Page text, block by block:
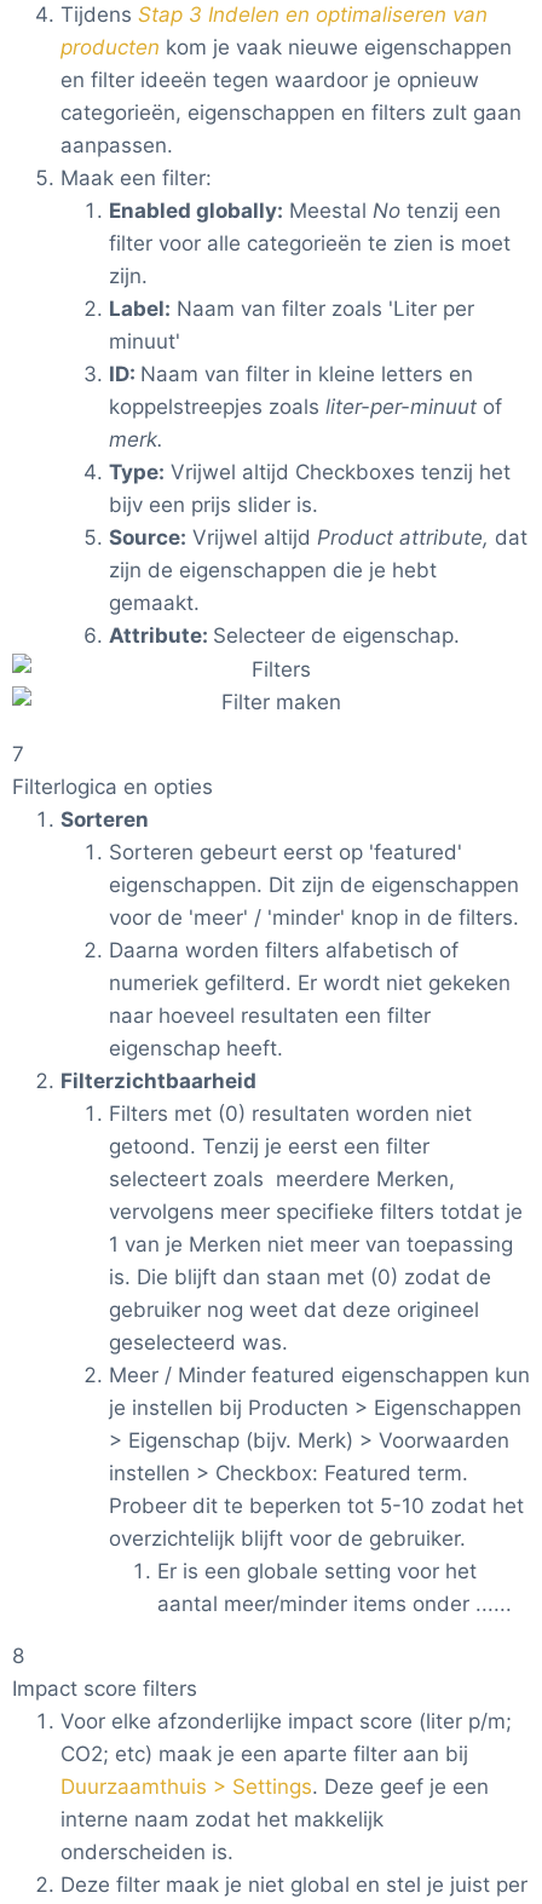
Tijdens Stap 3 Indelen en optimaliseren van
producten kom je vaak nieuwe eigenschappen
en filter ideeën tegen waardoor je opnieuw
categorieën, eigenschappen en filters zult gaan
aanpassen.
Maak een filter:
Enabled globally: Meestal No tenzij een
filter voor alle categorieën te zien is moet
zijn.
Label: Naam van filter zoals 'Liter per
minuut'
ID: Naam van filter in kleine letters en
koppelstreepjes zoals liter-per-minuut of
merk.
Type: Vrijwel altijd Checkboxes tenzij het
bijv een prijs slider is.
Source: Vrijwel altijd Product attribute, dat
zijn de eigenschappen die je hebt
gemaakt.
Attribute: Selecteer de eigenschap.
7
Filterlogica en opties
Sorteren
Sorteren gebeurt eerst op 'featured'
eigenschappen. Dit zijn de eigenschappen
voor de 'meer' / 'minder' knop in de filters.
Daarna worden filters alfabetisch of
numeriek gefilterd. Er wordt niet gekeken
naar hoeveel resultaten een filter
eigenschap heeft.
Filterzichtbaarheid
Filters met (0) resultaten worden niet
getoond. Tenzij je eerst een filter
selecteert zoals meerdere Merken,
vervolgens meer specifieke filters totdat je
1 van je Merken niet meer van toepassing
is. Die blijft dan staan met (0) zodat de
gebruiker nog weet dat deze origineel
geselecteerd was.
Meer / Minder featured eigenschappen kun
je instellen bij Producten > Eigenschappen
> Eigenschap (bijv. Merk) > Voorwaarden
instellen > Checkbox: Featured term.
Probeer dit te beperken tot 5-10 zodat het
overzichtelijk blijft voor de gebruiker.
Er is een globale setting voor het
aantal meer/minder items onder ......
8
Impact score filters
Voor elke afzonderlijke impact score (liter p/m;
CO2; etc) maak je een aparte filter aan bij
Duurzaamthuis > Settings. Deze geef je een
interne naam zodat het makkelijk
onderscheiden is.
Deze filter maak je niet global en stel je juist per